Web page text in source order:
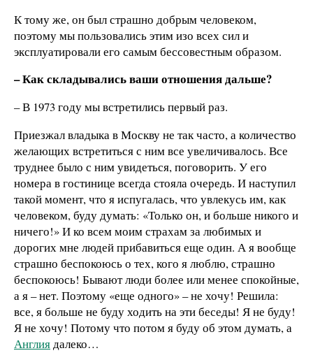
К тому же, он был страшно добрым человеком,
поэтому мы пользовались этим изо всех сил и
эксплуатировали его самым бессовестным образом.
– Как складывались ваши отношения дальше?
– В 1973 году мы встретились первый раз.
Приезжал владыка в Москву не так часто, а количество
желающих встретиться с ним все увеличивалось. Все
труднее было с ним увидеться, поговорить. У его
номера в гостинице всегда стояла очередь. И наступил
такой момент, что я испугалась, что увлекусь им, как
человеком, буду думать: «Только он, и больше никого и
ничего!» И ко всем моим страхам за любимых и
дорогих мне людей прибавиться еще один. А я вообще
страшно беспокоюсь о тех, кого я люблю, страшно
беспокоюсь! Бывают люди более или менее спокойные,
а я – нет. Поэтому «еще одного» – не хочу! Решила:
все, я больше не буду ходить на эти беседы! Я не буду!
Я не хочу! Потому что потом я буду об этом думать, а
Англиядалеко…